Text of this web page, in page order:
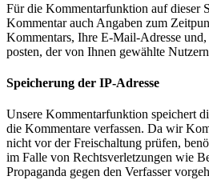
Für die Kommentarfunktion auf dieser
Kommentar auch Angaben zum
Kommentars, Ihre E-Mail-Adresse
posten, der von Ihnen gewählte
Speicherung der IP-Adresse
Unsere Kommentarfunktion speichert
die Kommentare verfassen. Da wir
nicht vor der Freischaltung prüfen,
im Falle von Rechtsverletzungen wie
Propaganda gegen den Verfasser